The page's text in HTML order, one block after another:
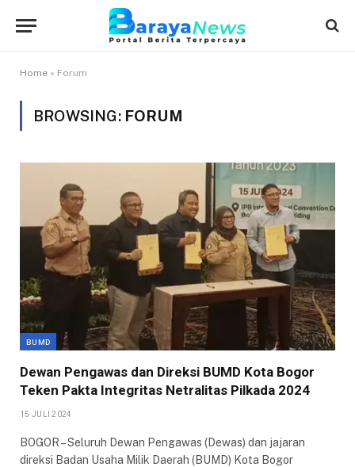
Home » Forum
BROWSING: FORUM
BUMD
Dewan Pengawas dan Direksi BUMD Kota Bogor
Teken Pakta Integritas Netralitas Pilkada 2024
15 JULI 2024
BOGOR – Seluruh Dewan Pengawas (Dewas) dan jajaran
direksi Badan Usaha Milik Daerah (BUMD) Kota Bogor